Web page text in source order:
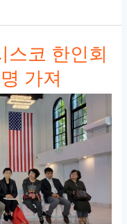
코 한인회
가져